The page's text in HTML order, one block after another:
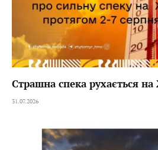
Страшна спека рухається
31.07.2026